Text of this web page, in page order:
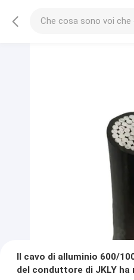
Il cavo di alluminio 600/
del conduttore di JKLY